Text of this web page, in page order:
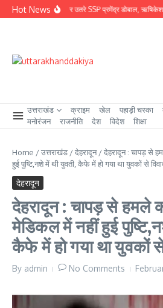
Skip to content
Hot News
ग्राउंड जीरो पर उतरे SSP प्रमेंद्र डोबाल, ऋषिकेश,
उत्तराखंड क्राइम खेल पहाड़ी चस्का
मनोरंजन
राजनीति देश विदेश शिक्षा
Home /उत्तराखंड /देहरादून/देहरादून : चापड़ से
हुई पुष्टि,नशे में थी युवती, कैफे में हो गया था युवकों से
देहरादून
देहरादून : चापड़ से हमले
मेडिकल में नहीं हुई
कैफे में हो गया था युवकों से
By admin No Comments